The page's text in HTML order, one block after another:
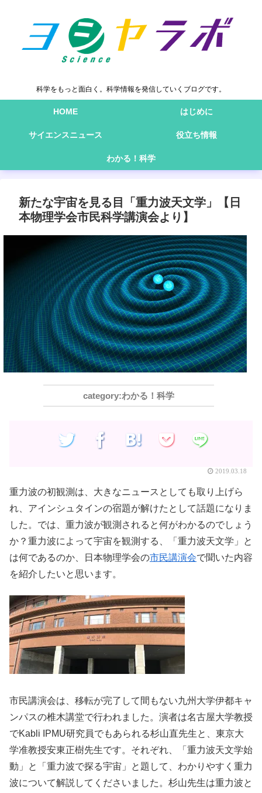
科学をもっと面白く。科学情報を発信していくブログです。
HOME はじめに
サイエンスニュース 役立ち情報
わかる！科学
新たな宇宙を見る目「重力波天文学」【日
本物理学会市民科学講演会より】
わかる！科学
2019.03.18
重力波の初観測は、大きなニュースとしても取り上げら
れ、アインシュタインの宿題が解けたとして話題になりま
した。では、重力波が観測されると何がわかるのでしょう
か？重力波によって宇宙を観測する、「重力波天文学」と
は何であるのか、日本物理学会の市民講演会で聞いた内容
を紹介したいと思います。
市民講演会は、移転が完了して間もない九州大学伊都キャ
ンパスの椎木講堂で行われました。演者は名古屋大学教授
でKabli IPMU研究員でもあられる杉山直先生と、東京大
学准教授安東正樹先生です。それぞれ、「重力波天文学始
動」と「重力波で探る宇宙」と題して、わかりやすく重力
波について解説してくださいました。杉山先生は重力波と